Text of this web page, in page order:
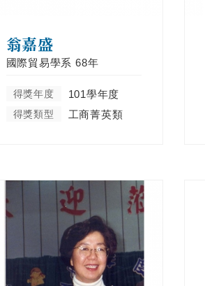
翁嘉盛
國際貿易學系 68年
得獎年度 101學年度
得獎類型 工商菁英類